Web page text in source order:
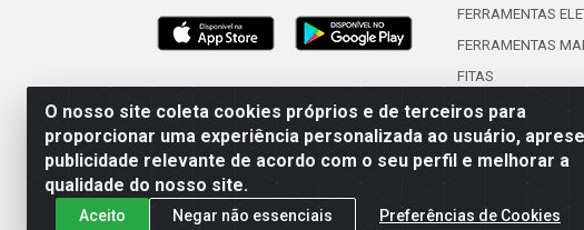
O nosso site coleta cookies próprios e de terceiros para
proporcionar uma experiência personalizada ao usuário,
publicidade relevante de acordo com o seu perfil e melhorar a
qualidade do nosso site.
Aceito Negar não essenciais Preferências de Cookies
FERRAMENTAS
FERRAMENTAS
FITAS
Abreu & Silva - Rua Padre Jose de Souza